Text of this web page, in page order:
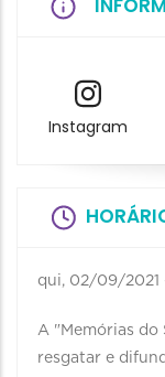
Instagram
qui, 02/09/2021
A "Memórias do
resgatar e